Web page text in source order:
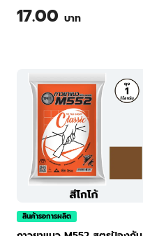
TPI Tile Grout Classic M552
(Cream Yellow) 1 kg
17.00 บาท
สินค้ารอการผลิต